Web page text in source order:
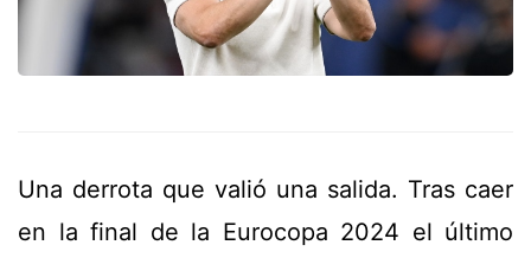
Una derrota que valió una salida. Tras caer
en la final de la Eurocopa 2024 el último